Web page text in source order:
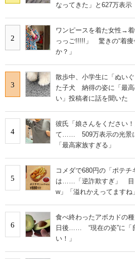
なってきた」と627万表示
2
ワンピースを着た女性→
っっご!!!!!」 驚きの“着痩
か？」
3
散歩中、小学生に「ぬい
た子犬 納得の姿に「最高
い」投稿者に話を聞いた
4
彼氏「娘さんをください
て…… 509万表示の光景に
「最高家族すぎる」
5
コメダで680円の「ポテ
は……「逆詐欺すぎ」 目
w」「溢れかえってますね」
6
食べ終わったアボカドの
日後…… “現在の姿”に「
い！」